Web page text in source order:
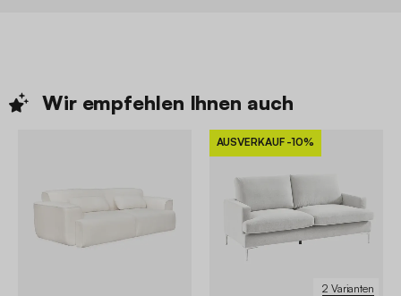
Wir empfehlen Ihnen auch
2 Varianten
AUSVERKAUF -10%